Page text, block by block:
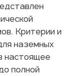
Критерии и
наземных
настоящее
полной